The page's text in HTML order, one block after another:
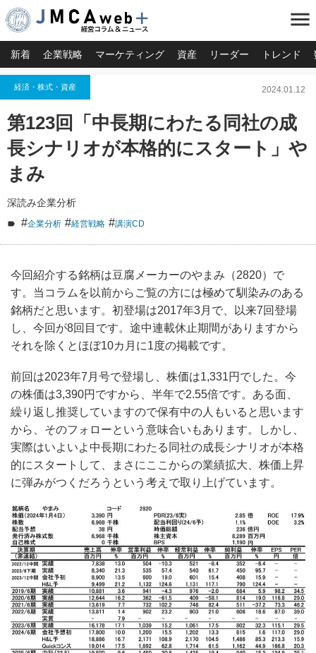
menu
新着 企業戦略 マーケティング 資産 リーダー トレンド
経済・株式・資産 2024.01.12
第123回「中長期にわたる同社の成
長シナリオが本格的にスタート」や
まみ
深読み企業分析
#企業分析 #経営戦略 #講演CD
今回紹介する銘柄は豆腐メーカーのやまみ（2820）で
す。当コラムを以前からご覧の方には極めて馴染みのある
銘柄だと思います。初登場は2017年3月で、以来7回登場
し、今回が8回目です。途中連載休止期間がありますから
それを除くとほぼ10カ月に1度の掲載です。
前回は2023年7月号で登場し、株価は1,331円でした。今
の株価は3,390円ですから、半年で2.55倍です。ある面、
繰り返し推奨していますので保有中の人もいると思います
から、そのフォローという意味合いもあります。しかし、
実際はいよいよ中長期にわたる同社の成長シナリオが本格
的にスタートして、まさにここからの業績拡大、株価上昇
に弾みがつくだろうという考えで取り上げています。